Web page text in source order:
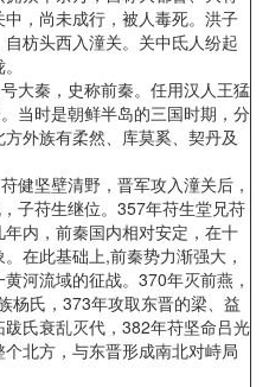
，尚未成行，被人毒死。洪子
枋头西入潼关。关中氐人纷起
秦，史称前秦。任用汉人王猛
当时是朝鲜半岛的三国时期，分
外族有柔然、库莫奚、契丹及
坚壁清野，晋军攻入潼关后，
子苻生继位。357年苻生堂兄苻
内，前秦国内相对安定，在十
在此基础上,前秦势力渐强大，
河流域的征战。370年灭前燕，
杨氏，373年攻取东晋的梁、益
氏衰乱灭代，382年苻坚命吕光
北方，与东晋形成南北对峙局